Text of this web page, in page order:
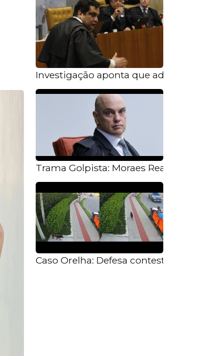
Investigação aponta que advogado
Trama Golpista: Moraes Reafirma
Caso Orelha: Defesa contesta autoria